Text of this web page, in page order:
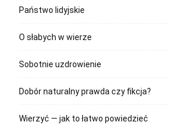
Państwo lidyjskie
O słabych w wierze
Sobotnie uzdrowienie
Dobór naturalny prawda czy fikcja?
Wierzyć — jak to łatwo powiedzieć